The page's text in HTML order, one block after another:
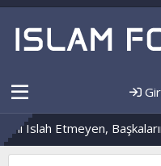
Islah Etmeyen, Başkalarını